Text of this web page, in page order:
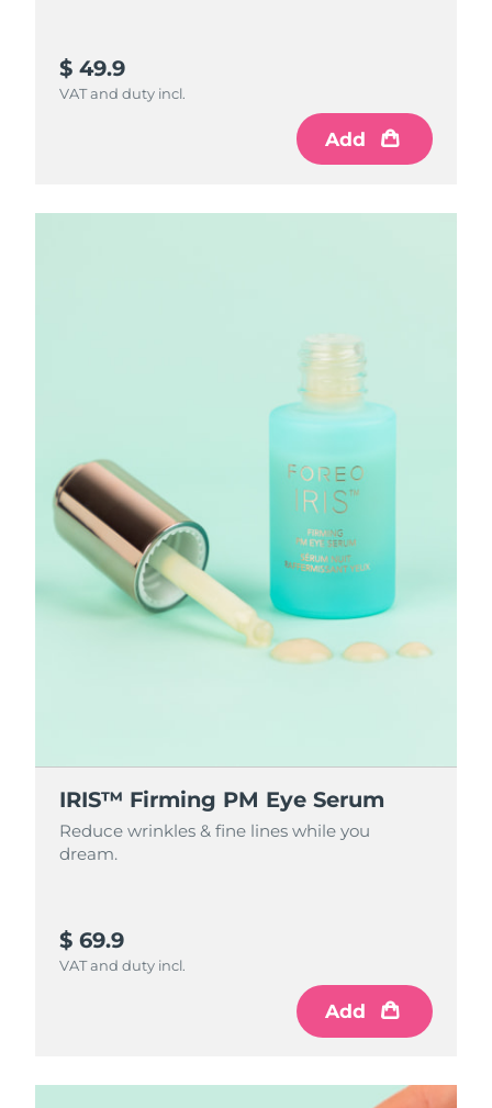
$ 49.9
VAT and duty incl.
Add
IRIS™ Firming PM Eye Serum
Reduce wrinkles & fine lines while you
dream.
$ 69.9
VAT and duty incl.
Add